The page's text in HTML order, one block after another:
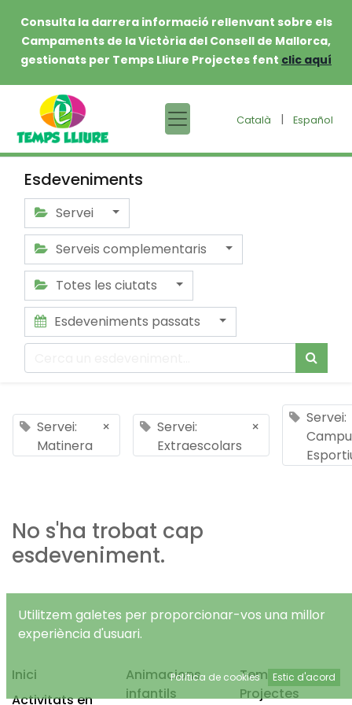
Consulta la darrera informació rellenvant sobre els
Campaments de la Victòria del Consell de Mallorca,
gestionats per Temps Lliure Projectes fent clic aquí
Català | Español
Esdeveniments
Servei
Serveis complementaris
Totes les ciutats
Esdeveniments passats
Servei:
Matinera
×
Servei:
Extraescolars
×
Servei:
No s'ha trobat cap
esdeveniment.
Inici
Activitats en
Animacions
infantils
Temps Lliure
Projectes
Utilitzem galetes per proporcionar-vos una millor
experiència d'usuari.
Política de cookies Estic d'acord